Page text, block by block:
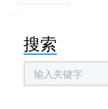
搜索